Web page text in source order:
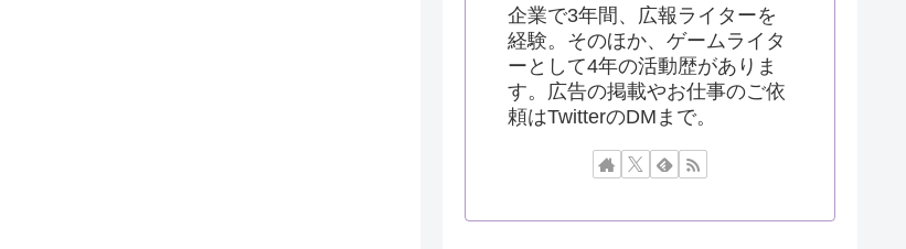
企業で3年間、広報ライターを
経験。そのほか、ゲームライタ
ーとして4年の活動歴がありま
す。広告の掲載やお仕事のご依
頼はTwitterのDMまで。